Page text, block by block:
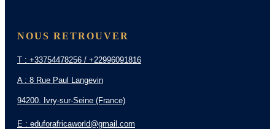
NOUS RETROUVER
T : +33754478256 / +22996091816
A : 8 Rue Paul Langevin
94200. Ivry-sur-Seine (France)
E : eduforafricaworld@gmail.com